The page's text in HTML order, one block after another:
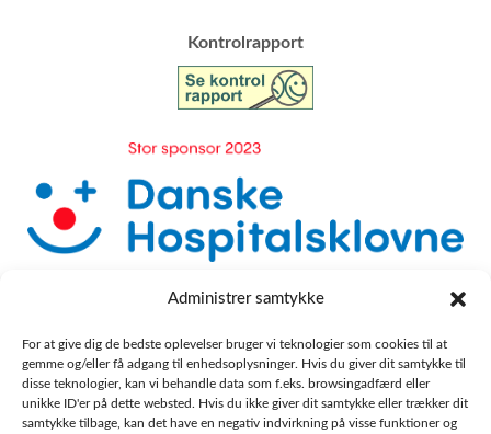
Administrer samtykke
For at give dig de bedste oplevelser bruger vi teknologier som cookies til at
gemme og/eller få adgang til enhedsoplysninger. Hvis du giver dit samtykke til
disse teknologier, kan vi behandle data som f.eks. browsingadfærd eller
unikke ID'er på dette websted. Hvis du ikke giver dit samtykke eller trækker dit
samtykke tilbage, kan det have en negativ indvirkning på visse funktioner og
​Kontrolrapport